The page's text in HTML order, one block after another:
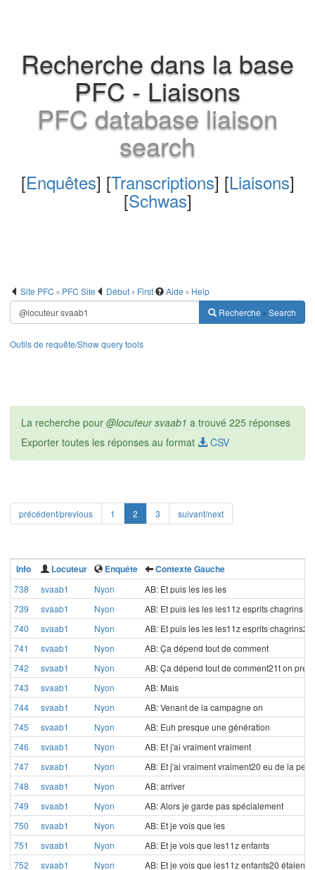
Recherche dans la base
PFC - Liaisons
PFC database liaison
search
[Enquêtes] [Transcriptions] [Liaisons]
[Schwas]
Site PFC PFC Site Début First Aide Help
Recherche Search
Outils de requête/Show query tools
La recherche pour @locuteur svaab1 a trouvé 225 réponses
Exporter toutes les réponses au format
CSV
précédent/previous 1 2 3 suivant/next
Info Locuteur Enquête Contexte Gauche
738 svaab1 Nyon
AB: Et puis les les les
739
svaab1 Nyon
AB: Et puis les les les11z esprits chagrins
740
svaab1 Nyon
AB: Et puis les les les11z esprits
741
svaab1 Nyon
AB: Ça dépend tout de comment
742
svaab1 Nyon
AB: Ça dépend tout de comment21t on
743
svaab1 Nyon
AB: Mais
744
svaab1 Nyon
AB: Venant de la campagne on
745
svaab1 Nyon
AB: Euh presque une génération
746
svaab1 Nyon
AB: Et j'ai vraiment vraiment
747
svaab1 Nyon
AB: Et j'ai vraiment vraiment20 eu de la
748
svaab1 Nyon
AB: arriver
749
svaab1 Nyon
AB: Alors je garde pas spécialement
750
svaab1 Nyon
AB: Et je vois que les
751
svaab1 Nyon
AB: Et je vois que les11z enfants
752
svaab1 Nyon
AB: Et je vois que les11z enfants20 étaient